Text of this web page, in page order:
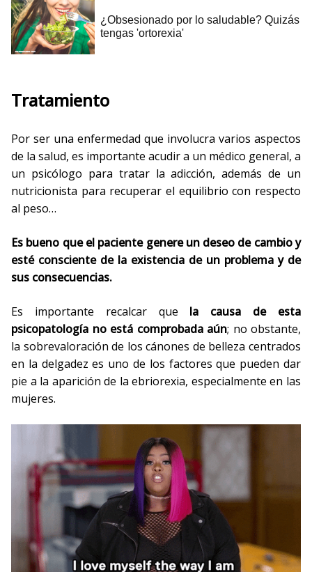
Tratamiento
Por ser una enfermedad que involucra varios aspectos
de la salud, es importante acudir a un médico general, a
un psicólogo para tratar la adicción, además de un
nutricionista para recuperar el equilibrio con respecto
al peso…
Es bueno que el paciente genere un deseo de cambio y
esté consciente de la existencia de un problema y de
sus consecuencias.
Es importante recalcar que la causa de esta
psicopatología no está comprobada aún; no obstante,
la sobrevaloración de los cánones de belleza centrados
en la delgadez es uno de los factores que pueden dar
pie a la aparición de la ebriorexia, especialmente en las
mujeres.